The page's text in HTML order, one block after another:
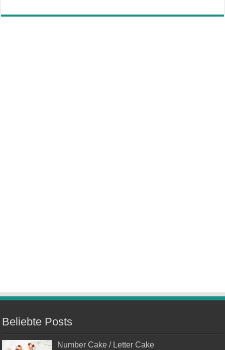
Beliebte Posts
Number Cake / Letter Cake